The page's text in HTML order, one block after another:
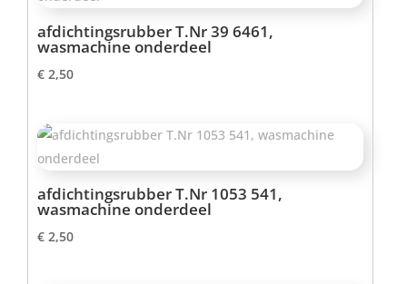
afdichtingsrubber T.Nr 39 6461,
wasmachine onderdeel
€ 2,50
afdichtingsrubber T.Nr 1053 541,
wasmachine onderdeel
€ 2,50